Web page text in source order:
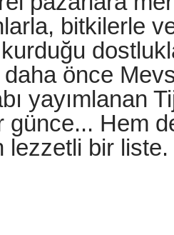
bitkilerle
daha önce
yayımlanan
günce... Hem
lezzetli bir liste.